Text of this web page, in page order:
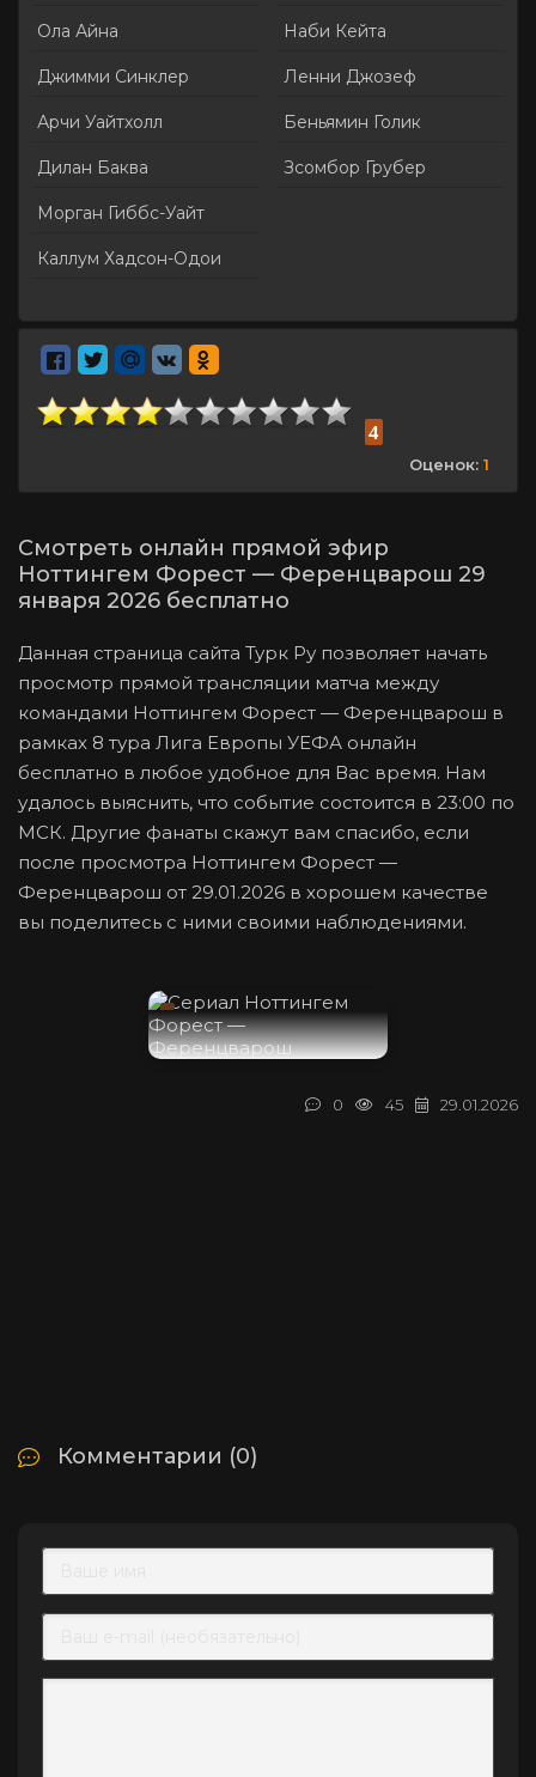
Данная страница сайта Турк Ру позволяет начать
просмотр прямой трансляции матча между
командами Ноттингем Форест — Ференцварош в
рамках 8 тура Лига Европы УЕФА онлайн
бесплатно в любое удобное для Вас время. Нам
удалось выяснить, что событие состоится в 23:00 по
МСК. Другие фанаты скажут вам спасибо, если
после просмотра Ноттингем Форест —
Ференцварош от 29.01.2026 в хорошем качестве
вы поделитесь с ними своими наблюдениями.
Смотреть онлайн прямой эфир
Ноттингем Форест — Ференцварош 29
января 2026 бесплатно
Ола Айна
Джимми Синклер
Арчи Уайтхолл
Дилан Баква
Морган Гиббс-Уайт
Каллум Хадсон-Одои
Наби Кейта
Ленни Джозеф
Беньямин Голик
Зсомбор Грубер
4
Оценок: 1
29.01.2026
45
0
Комментарии (0)